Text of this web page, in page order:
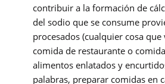
contribuir a la formación de
del sodio que se consume
procesados (cualquier cosa
comida de restaurante o
alimentos enlatados y
palabras, preparar comidas en